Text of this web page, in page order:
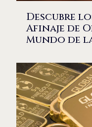
Descubre
Afinaje de
Mundo de